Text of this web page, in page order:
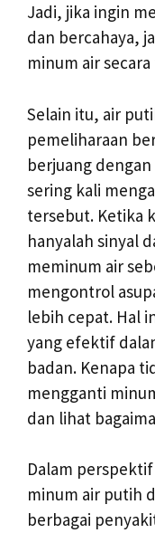
Jadi, jika ingin
dan bercahaya,
minum air
Selain itu, air
pemeliharaan
berjuang
sering kali
tersebut. Ketika
hanyalah sinyal
meminum air
mengontrol
lebih cepat. Hal
yang efektif
badan. Kenapa
mengganti
dan lihat
Dalam
minum air putih
berbagai